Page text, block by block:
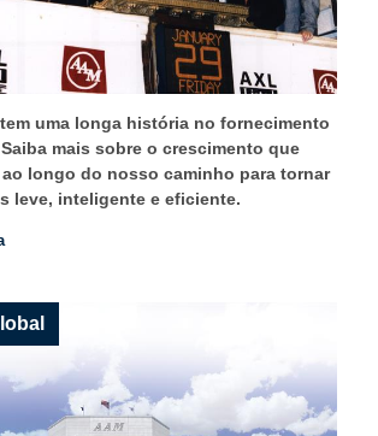
uma longa história no fornecimento
Saiba mais sobre o crescimento que
longo do nosso caminho para tornar
leve, inteligente e eficiente.